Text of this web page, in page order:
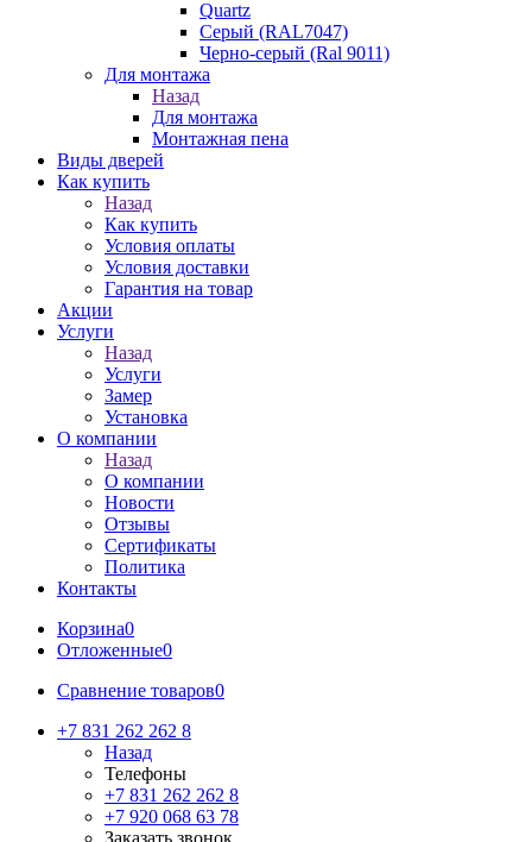
Quartz
Серый (RAL7047)
Черно-серый (Ral 9011)
Для монтажа
Назад
Для монтажа
Монтажная пена
Виды дверей
Как купить
Назад
Как купить
Условия оплаты
Условия доставки
Гарантия на товар
Акции
Услуги
Назад
Услуги
Замер
Установка
О компании
Назад
О компании
Новости
Отзывы
Сертификаты
Политика
Контакты
Корзина0
Отложенные0
Сравнение товаров0
+7 831 262 262 8
Назад
Телефоны
+7 831 262 262 8
+7 920 068 63 78
Заказать звонок